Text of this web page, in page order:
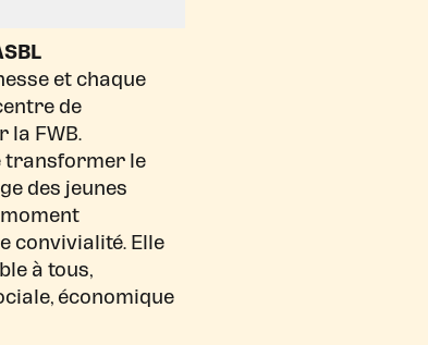
et chaque
de
FWB.
transformer le
des jeunes
convivialité. Elle
à tous,
économique